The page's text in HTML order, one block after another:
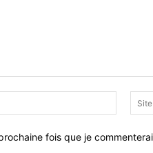
Email
:*
fois que je